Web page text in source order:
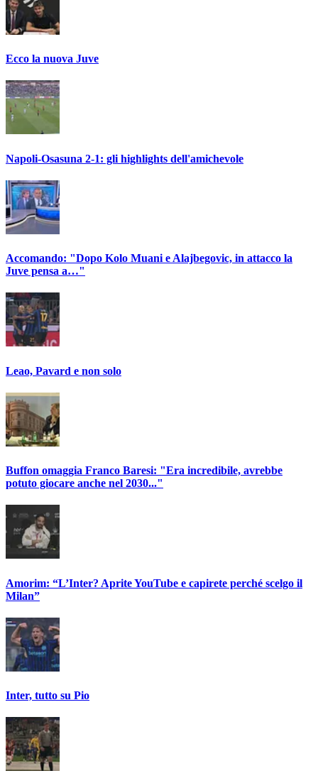
Ecco la nuova Juve
Napoli-Osasuna 2-1: gli highlights dell'amichevole
Accomando: "Dopo Kolo Muani e Alajbegovic, in attacco la
Juve pensa a…"
Leao, Pavard e non solo
Buffon omaggia Franco Baresi: "Era incredibile, avrebbe
potuto giocare anche nel 2030..."
Amorim: “L’Inter? Aprite YouTube e capirete perché scelgo il
Milan”
Inter, tutto su Pio